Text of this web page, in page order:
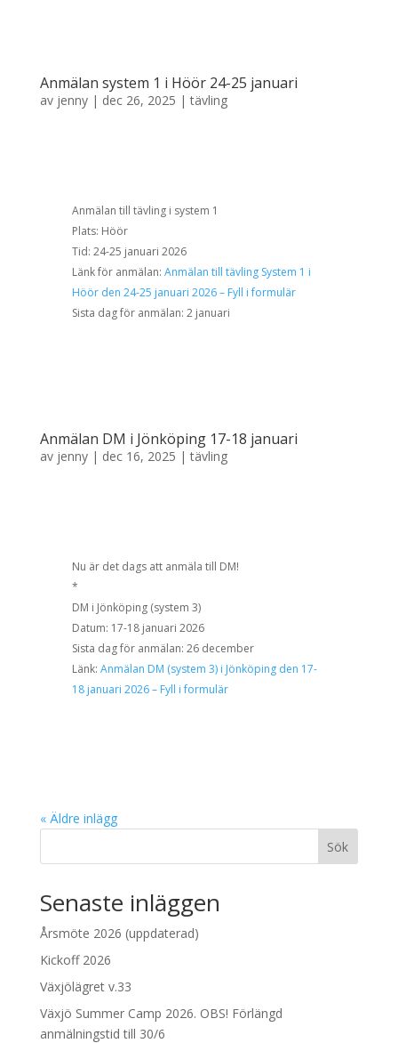
Anmälan system 1 i Höör 24-25 januari
av jenny| dec 26, 2025 |tävling
Anmälan till tävling i system 1
Plats: Höör
Tid: 24-25 januari 2026
Länk för anmälan: Anmälan till tävling System 1 i
Höör den 24-25 januari 2026 – Fyll i formulär
Sista dag för anmälan: 2 januari
Anmälan DM i Jönköping 17-18 januari
av jenny| dec 16, 2025 |tävling
Nu är det dags att anmäla till DM!
*
DM i Jönköping (system 3)
Datum: 17-18 januari 2026
Sista dag för anmälan: 26 december
Länk: Anmälan DM (system 3) i Jönköping den 17-
18 januari 2026 – Fyll i formulär
« Äldre inlägg
Sök
Senaste inläggen
Årsmöte 2026 (uppdaterad)
Kickoff 2026
Växjölägret v.33
Växjö Summer Camp 2026. OBS! Förlängd
anmälningstid till 30/6